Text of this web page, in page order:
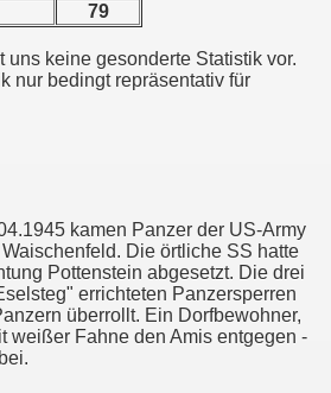
79
uns keine gesonderte Statistik vor.
nur bedingt repräsentativ für
kamen Panzer der US-Army
Die örtliche SS hatte
Pottenstein abgesetzt. Die drei
errichteten Panzersperren
überrollt. Ein Dorfbewohner,
weißer Fahne den Amis entgegen -